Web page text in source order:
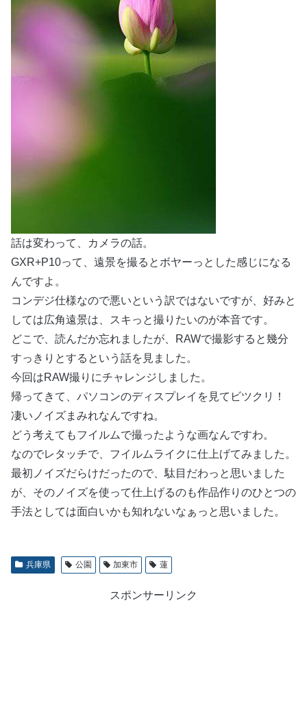
話は変わって、カメラの話。
GXR+P10って、遠景を撮るとボヤーっとした感じになる
んですよ。
コンデジ仕様なので悪いという訳ではないですが、好みと
しては広角遠景は、スキっと撮りたいのが本音です。
どこで、読んだか忘れましたが、RAWで撮影すると幾分
すっきりとするという話を見ました。
今回はRAW撮りにチャレンジしました。
帰ってきて、パソコンのディスプレイを見てビツクリ！
凄いノイズまみれなんですね。
どう考えてもフイルムで撮ったような画なんですわ。
なのでレタッチで、フイルムライクに仕上げてみました。
最初ノイズだらけだったので、駄目だわっと思いました
が、そのノイズを使って仕上げるのも作品作りのひとつの
手法としては面白いかも知れないなぁっと思いました。
兵庫県 公園 加東市 蓮
スポンサーリンク